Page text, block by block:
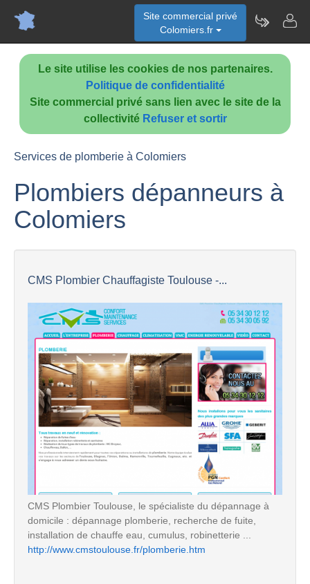
Le site utilise les cookies de nos partenaires.
Politique de confidentialité
Site commercial privé sans lien avec le site de la
collectivité Refuser et sortir
Site commercial privé
Colomiers.fr
Services de plomberie à Colomiers
Plombiers dépanneurs à
Colomiers
CMS Plombier Chauffagiste Toulouse -...
CMS Plombier Toulouse, le spécialiste du dépannage à
domicile : dépannage plomberie, recherche de fuite,
installation de chauffe eau, cumulus, robinetterie ...
http://www.cmstoulouse.fr/plomberie.htm